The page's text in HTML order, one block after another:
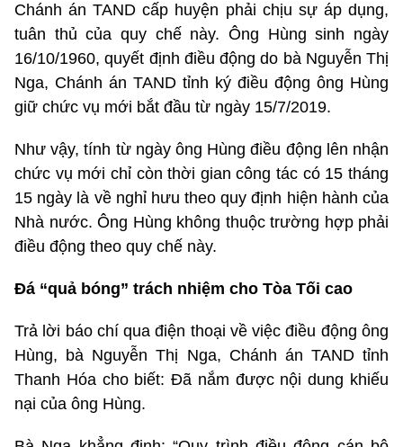
Chánh án TAND cấp huyện phải chịu sự áp dụng,
tuân thủ của quy chế này. Ông Hùng sinh ngày
16/10/1960, quyết định điều động do bà Nguyễn Thị
Nga, Chánh án TAND tỉnh ký điều động ông Hùng
giữ chức vụ mới bắt đầu từ ngày 15/7/2019.
Như vậy, tính từ ngày ông Hùng điều động lên nhận
chức vụ mới chỉ còn thời gian công tác có 15 tháng
15 ngày là về nghỉ hưu theo quy định hiện hành của
Nhà nước. Ông Hùng không thuộc trường hợp phải
điều động theo quy chế này.
Đá “quả bóng” trách nhiệm cho Tòa Tối cao
Trả lời báo chí qua điện thoại về việc điều động ông
Hùng, bà Nguyễn Thị Nga, Chánh án TAND tỉnh
Thanh Hóa cho biết: Đã nắm được nội dung khiếu
nại của ông Hùng.